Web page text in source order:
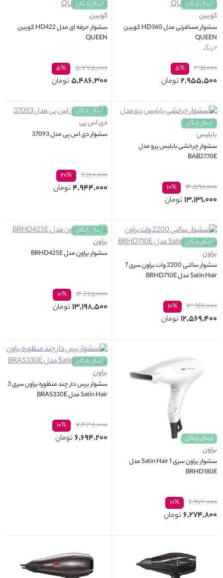
ارسال رایگان
کویین
سشوار مسافرتی مدل HD360 کویین
QUEEN
۲ رنگ
۳,۱۱۱,۰۰۰ ۵%
۲,۹۵۵,۵۰۰ تومان
ارسال رایگان
کویین
سشوار حرفه‌ ای مدل HD422 کویین
QUEEN
۵,۷۷۵,۰۰۰ ۵%
۵,۴۸۶,۳۰۰ تومان
ارسال رایگان
بابلیس
سشوار چرخشی بابلیس پرو مدل
BAB2770E
۱۴,۵۹۰,۰۰۰ ۱۰%
۱۳,۱۳۱,۰۰۰ تومان
ارسال رایگان
دی اس پی
سشوار دی اس پی مدل 37093
۶,۱۸۰,۰۰۰ ۲۰%
۴,۹۴۴,۰۰۰ تومان
ارسال رایگان
براون
سشوار سالنی 2200 وات براون سری 7
Satin Hair مدل BRHD710E
۱۳,۹۶۶,۰۰۰ ۱۰%
۱۲,۵۶۹,۴۰۰ تومان
ارسال رایگان
براون
سشوار براون مدل BRHD425E
۱۴,۶۶۵,۰۰۰ ۱۰%
۱۳,۱۹۸,۵۰۰ تومان
ارسال رایگان
براون
سشوار براون سری 1 Satin Hair مدل
BRHD180E
۶,۹۷۲,۰۰۰ ۱۰%
۶,۲۷۴,۸۰۰ تومان
ارسال رایگان
براون
سشوار برس دار چند منظوره براون سری 3
Satin Hair مدل BRAS330E
۷,۴۳۸,۰۰۰ ۱۰%
۶,۶۹۴,۲۰۰ تومان